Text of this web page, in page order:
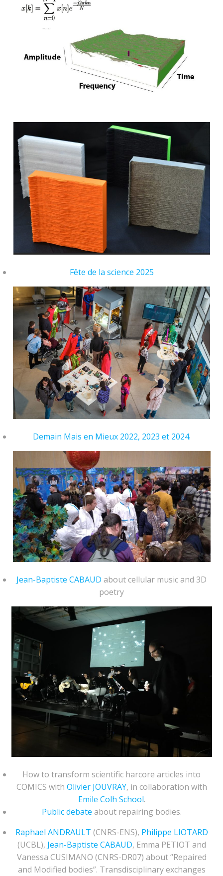
Fête de la science 2025
Demain Mais en Mieux 2022, 2023 et 2024.
Jean-Baptiste CABAUD about cellular music and 3D
poetry
How to transform scientific harcore articles into
COMICS with Olivier JOUVRAY, in collaboration with
Emile Colh School.
Public debate about repairing bodies.
Raphael ANDRAULT (CNRS-ENS), Philippe LIOTARD
(UCBL), Jean-Baptiste CABAUD, Emma PETIOT and
Vanessa CUSIMANO (CNRS-DR07) about “Repaired
and Modified bodies”. Transdisciplinary exchanges